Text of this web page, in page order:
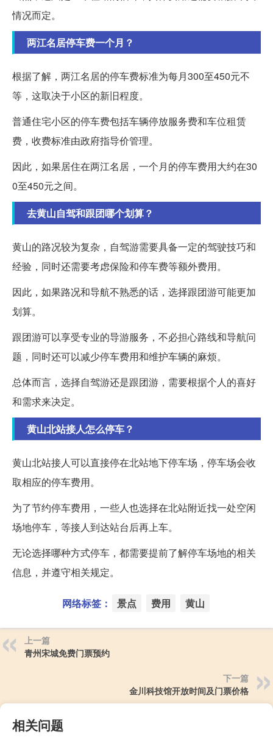
情况而定。
两江名居停车费一个月？
根据了解，两江名居的停车费标准为每月300至450元不
等，这取决于小区的新旧程度。
普通住宅小区的停车费包括车辆停放服务费和车位租赁
费，收费标准由政府指导价管理。
因此，如果居住在两江名居，一个月的停车费用大约在30
0至450元之间。
去黄山自驾和跟团哪个划算？
黄山的路况较为复杂，自驾游需要具备一定的驾驶技巧和
经验，同时还需要考虑保险和停车费等额外费用。
因此，如果路况和导航不熟悉的话，选择跟团游可能更加
划算。
跟团游可以享受专业的导游服务，不必担心路线和导航问
题，同时还可以减少停车费用和维护车辆的麻烦。
总体而言，选择自驾游还是跟团游，需要根据个人的喜好
和需求来决定。
黄山北站接人怎么停车？
黄山北站接人可以直接停在北站地下停车场，停车场会收
取相应的停车费用。
为了节约停车费用，一些人也选择在北站附近找一处空闲
场地停车，等接人到达站台后再上车。
无论选择哪种方式停车，都需要提前了解停车场地的相关
信息，并遵守相关规定。
网络标签： 景点 费用 黄山
上一篇
青州宋城免费门票预约
下一篇
金川科技馆开放时间及门票价格
相关问题